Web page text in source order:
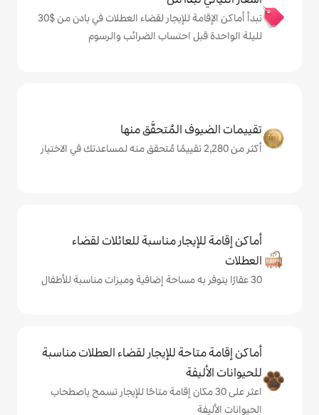
تبدأ أماكن الإقامة للإيجار لقضاء العطلات في بادن من $‏30
احتساب الضرائب والرسوم
المُتحقَّق منها
مناسبة للعائلات لقضاء
للإيجار لقضاء العطلات مناسبة
30 مكان إقامة متاحًا للإيجار تسمح باصطحاب